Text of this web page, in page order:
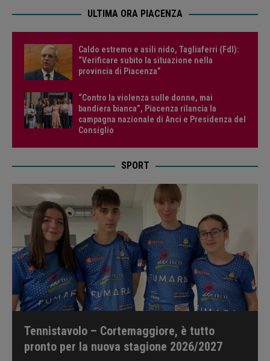
ULTIMA ORA PIACENZA
Caldo estremo e asili nido, Tagliaferri (FdI):
“Verificare subito la situazione nella
provincia di Piacenza”
“Contro la violenza sulle donne, mai
bandiera bianca”, Piacenza rilancia la
campagna nazionale di Anci e Presidenza del
Consiglio
SPORT
Tennistavolo – Cortemaggiore, è tutto
pronto per la nuova stagione 2026/2027